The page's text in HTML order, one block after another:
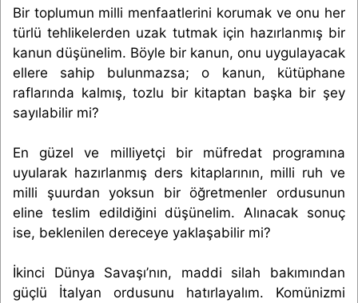
Bir toplumun milli menfaatlerini korumak ve onu her
türlü tehlikelerden uzak tutmak için hazırlanmış bir
kanun düşünelim. Böyle bir kanun, onu uygulayacak
ellere sahip bulunmazsa; o kanun, kütüphane
raflarında kalmış, tozlu bir kitaptan başka bir şey
sayılabilir mi?
En güzel ve milliyetçi bir müfredat programına
uyularak hazırlanmış ders kitaplarının, milli ruh ve
milli şuurdan yoksun bir öğretmenler ordusunun
eline teslim edildiğini düşünelim. Alınacak sonuç
ise, beklenilen dereceye yaklaşabilir mi?
İkinci Dünya Savaşı’nın, maddi silah bakımından
güçlü İtalyan ordusunu hatırlayalım. Komünizmi